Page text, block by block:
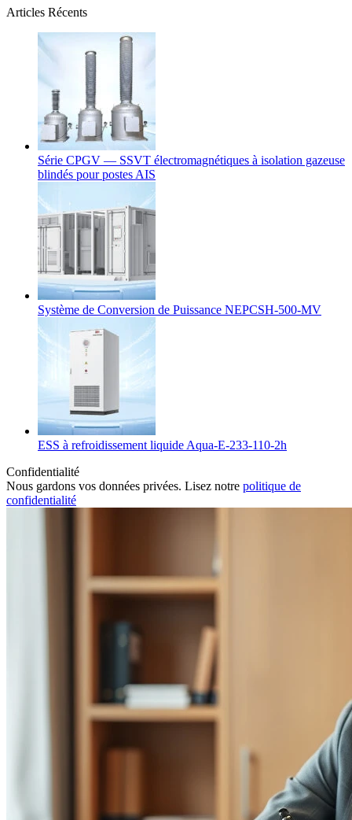
Articles Récents
Série CPGV — SSVT électromagnétiques à isolation gazeuse
blindés pour postes AIS
Système de Conversion de Puissance NEPCSH-500-MV
ESS à refroidissement liquide Aqua-E-233-110-2h
Confidentialité
Nous gardons vos données privées. Lisez notre politique de
confidentialité